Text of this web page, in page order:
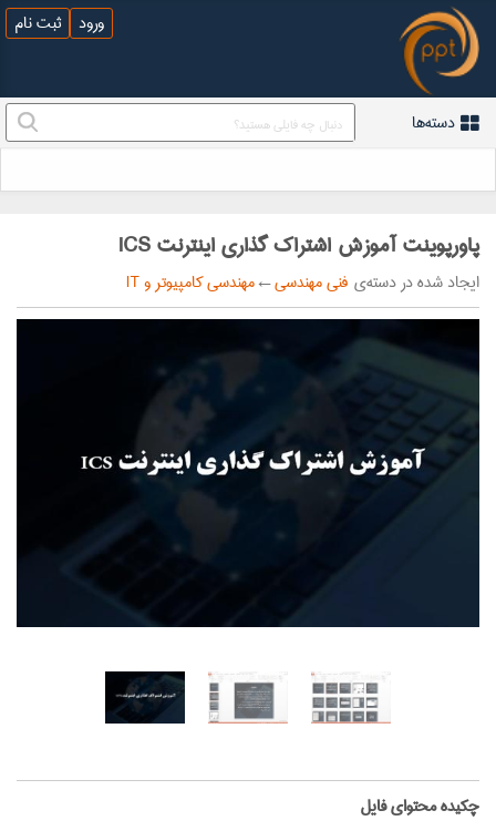
ورود ثبت نام
دسته‌ها
پاورپوینت آموزش اشتراک گذاری اینترنت ICS
ایجاد شده در دسته‌ی فنی مهندسی←مهندسی کامپیوتر و IT
‌چکیده محتوای فایل